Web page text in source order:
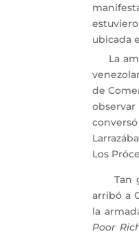
ubicada
La
de
Los
Tan
arribó a
la
Poor